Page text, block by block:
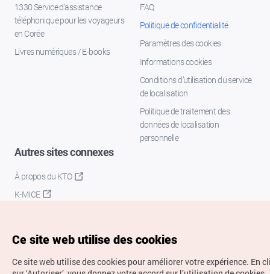
1330 Service d'assistance
téléphonique pour les voyageurs
en Corée
Livres numériques / E-books
FAQ
Politique de confidentialité
Paramètres des cookies
Informations cookies
Conditions d’utilisation du service
de localisation
Politique de traitement des
données de localisation
personnelle
Autres sites connexes
À propos du KTO
K-MICE
Ce site web utilise des cookies
Ce site web utilise des cookies pour améliorer votre expérience. En